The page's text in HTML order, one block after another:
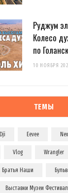
Руджум
Колесо
по
10 НОЯБРЯ
ТЕМЫ
Dji Eevee
Vlog Wrangler
Братья Наши
Выставки Музеи